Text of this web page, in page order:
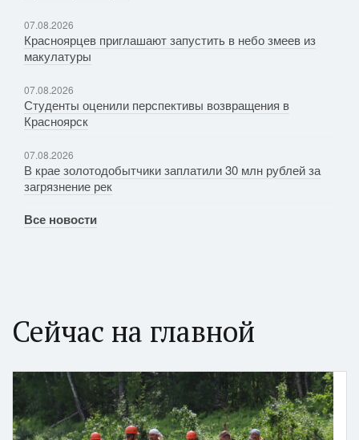
07.08.2026
Красноярцев приглашают запустить в небо змеев из
макулатуры
07.08.2026
Студенты оценили перспективы возвращения в
Красноярск
07.08.2026
В крае золотодобытчики заплатили 30 млн рублей за
загрязнение рек
Все новости
Сейчас на главной